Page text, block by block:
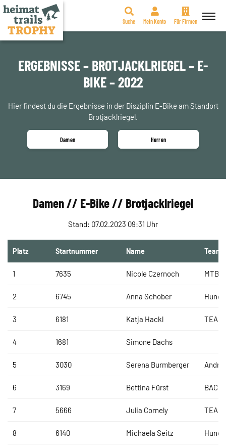
Zum
springen
Suche Mein Konto Für Firmen
ERGEBNISSE – BROTJACKLRIEGEL – E-
BIKE – 2022
Hier findest du die Ergebnisse in der Disziplin E-Bike am Standort
Brotjacklriegel.
Damen Herren
Damen // E-Bike // Brotjacklriegel
Stand: 07.02.2023 09:31 Uhr
Platz Startnummer Name Team
1 7635 Nicole Czernoch MTB
2 6745 Anna Schober
3 6181 Katja Hackl TEAM
4 1681 Simone Dachs
5 3030 Serena Burmberger
6 3169 Bettina Fürst
7 5666 Julia Cornely TEAM
8 6140 Michaela Seitz